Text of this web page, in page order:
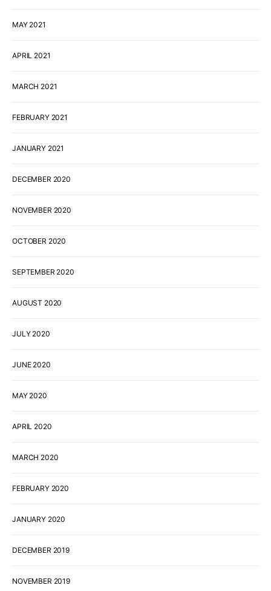
MAY 2021
APRIL 2021
MARCH 2021
FEBRUARY 2021
JANUARY 2021
DECEMBER 2020
NOVEMBER 2020
OCTOBER 2020
SEPTEMBER 2020
AUGUST 2020
JULY 2020
JUNE 2020
MAY 2020
APRIL 2020
MARCH 2020
FEBRUARY 2020
JANUARY 2020
DECEMBER 2019
NOVEMBER 2019